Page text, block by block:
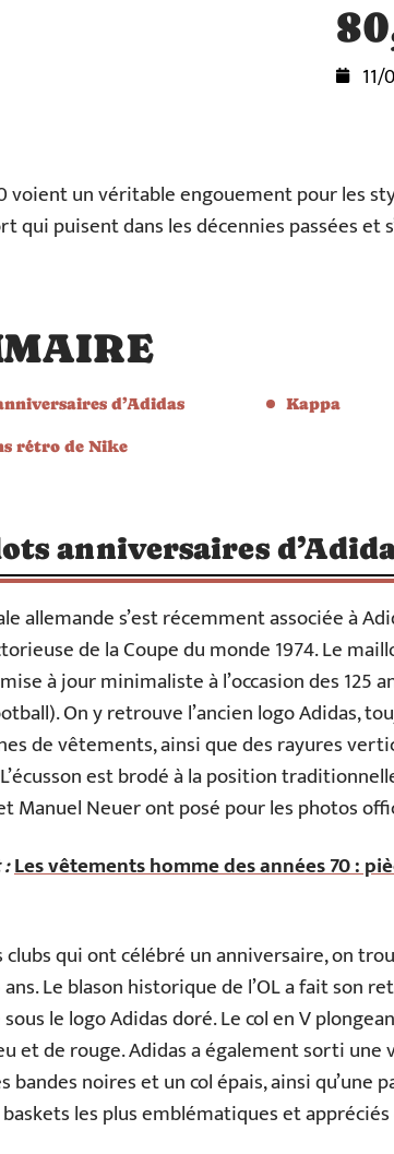
voient un véritable engouement pour les
qui puisent dans les décennies passées et
d’Adidas
rétro de Nike
Kappa
anniversaires
allemande s’est récemment associée à
de la Coupe du monde 1974. Le
à jour minimaliste à l’occasion des 125
On y retrouve l’ancien logo Adidas,
de vêtements, ainsi que des rayures
est brodé à la position
Manuel Neuer ont posé pour les photos
Les vêtements homme des années 70 :
qui ont célébré un anniversaire, on
Le blason historique de l’OL a fait son
le logo Adidas doré. Le col en V
et de rouge. Adidas a également sorti
bandes noires et un col épais, ainsi qu’une
les plus emblématiques et